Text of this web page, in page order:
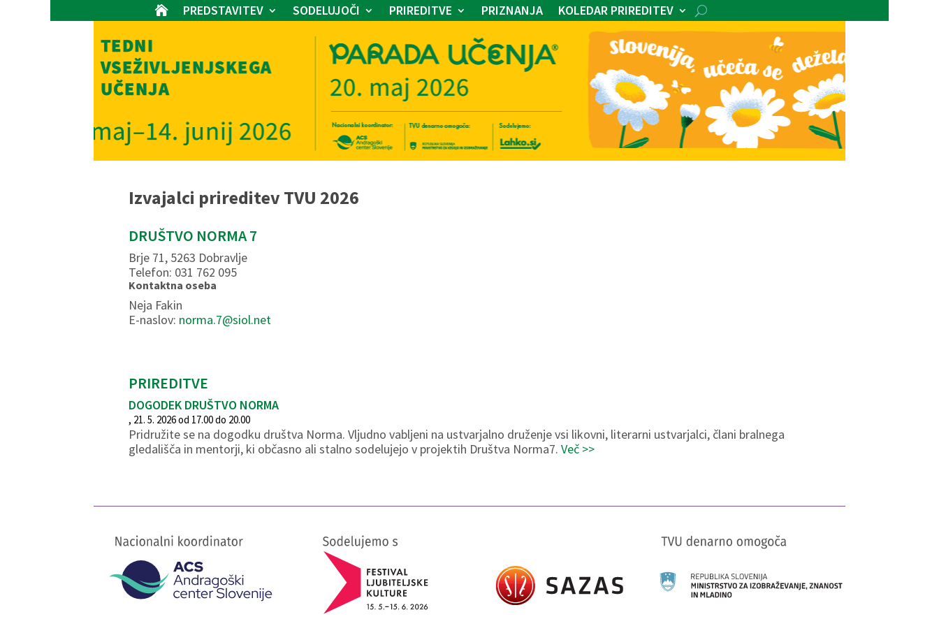
 PREDSTAVITEV SODELUJOČI PRIREDITVE PRIZNANJA KOLEDAR PRIREDITEV
Izvajalci prireditev TVU 2026
DRUŠTVO NORMA 7
Brje 71, 5263 Dobravlje
Telefon: 031 762 095
Kontaktna oseba
Neja Fakin
E-naslov: norma.7@siol.net
PRIREDITVE
DOGODEK DRUŠTVO NORMA
, 21. 5. 2026 od 17.00 do 20.00
Pridružite se na dogodku društva Norma. Vljudno vabljeni na ustvarjalno druženje vsi likovni, literarni ustvarjalci, člani bralnega
gledališča in mentorji, ki občasno ali stalno sodelujejo v projektih Društva Norma7.Več >>